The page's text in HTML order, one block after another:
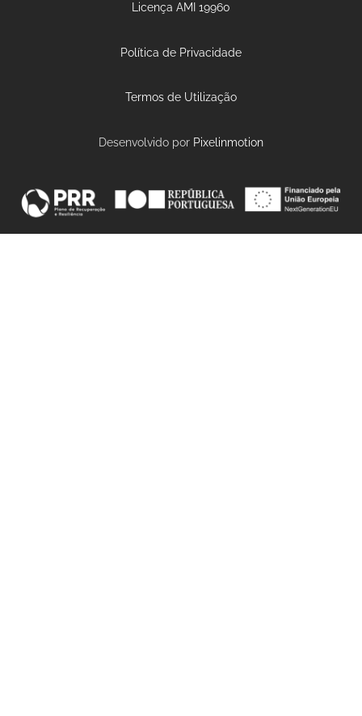
Licença AMI 19960
Política de Privacidade
Termos de Utilização
Desenvolvido por Pixelinmotion